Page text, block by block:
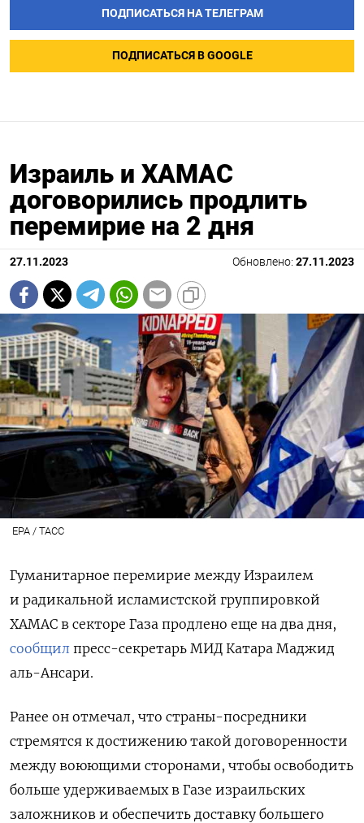
ПОДПИСАТЬСЯ НА ТЕЛЕГРАМ
ПОДПИСАТЬСЯ В GOOGLE
Израиль и ХАМАС
договорились продлить
перемирие на 2 дня
27.11.2023 Обновлено: 27.11.2023
EPA / TACC
Гуманитарное перемирие между Израилем
и радикальной исламистской группировкой
ХАМАС в секторе Газа продлено еще на два дня,
сообщил пресс-секретарь МИД Катара Маджид
аль-Ансари.
Ранее он отмечал, что страны-посредники
стремятся к достижению такой договоренности
между воюющими сторонами, чтобы освободить
больше удерживаемых в Газе израильских
заложников и обеспечить доставку большего